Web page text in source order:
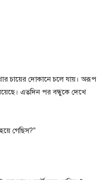
চায়ের দোকানে চলে যায়। অরূপ
এতদিন পর বন্ধুকে দেখে
গেছিস?”